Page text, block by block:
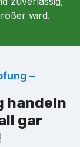
wird.
–
handeln
gar